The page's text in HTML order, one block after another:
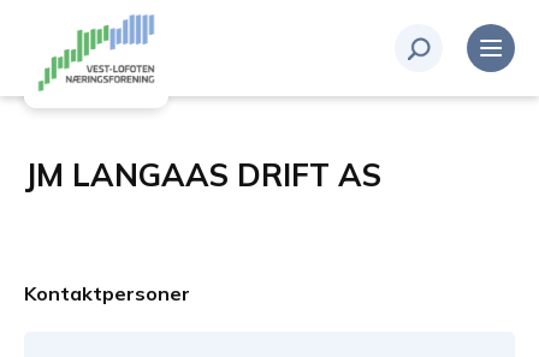
JM LANGAAS DRIFT AS
Kontaktpersoner